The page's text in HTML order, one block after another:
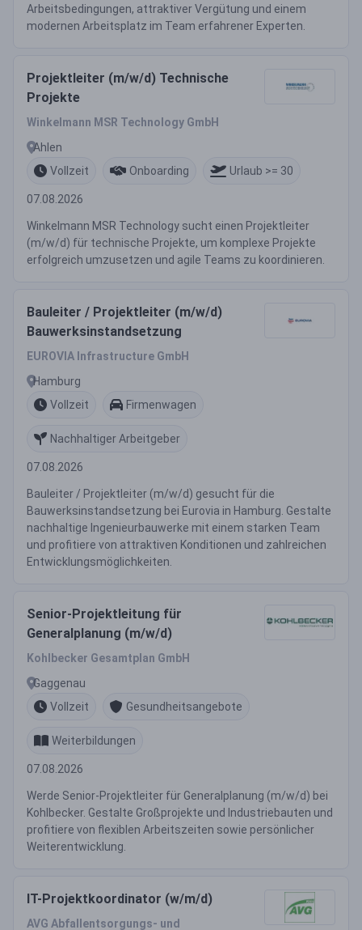
Arbeitsbedingungen, attraktiver Vergütung und einem
modernen Arbeitsplatz im Team erfahrener Experten.
Projektleiter (m/w/d) Technische
Projekte
Winkelmann MSR Technology GmbH
Ahlen
Vollzeit
Onboarding Urlaub >= 30
07.08.2026
Winkelmann MSR Technology sucht einen Projektleiter
(m/w/d) für technische Projekte, um komplexe Projekte
erfolgreich umzusetzen und agile Teams zu koordinieren.
Bauleiter / Projektleiter (m/w/d)
Bauwerksinstandsetzung
EUROVIA Infrastructure GmbH
Hamburg
Vollzeit
Firmenwagen
Nachhaltiger Arbeitgeber
07.08.2026
Bauleiter / Projektleiter (m/w/d) gesucht für die
Bauwerksinstandsetzung bei Eurovia in Hamburg. Gestalte
nachhaltige Ingenieurbauwerke mit einem starken Team
und profitiere von attraktiven Konditionen und zahlreichen
Entwicklungsmöglichkeiten.
Senior-Projektleitung für
Generalplanung (m/w/d)
Kohlbecker Gesamtplan GmbH
Gaggenau
Vollzeit
Gesundheitsangebote
Weiterbildungen
07.08.2026
Werde Senior-Projektleiter für Generalplanung (m/w/d) bei
Kohlbecker. Gestalte Großprojekte und Industriebauten und
profitiere von flexiblen Arbeitszeiten sowie persönlicher
Weiterentwicklung.
IT-Projektkoordinator (w/m/d)
AVG Abfallentsorgungs- und